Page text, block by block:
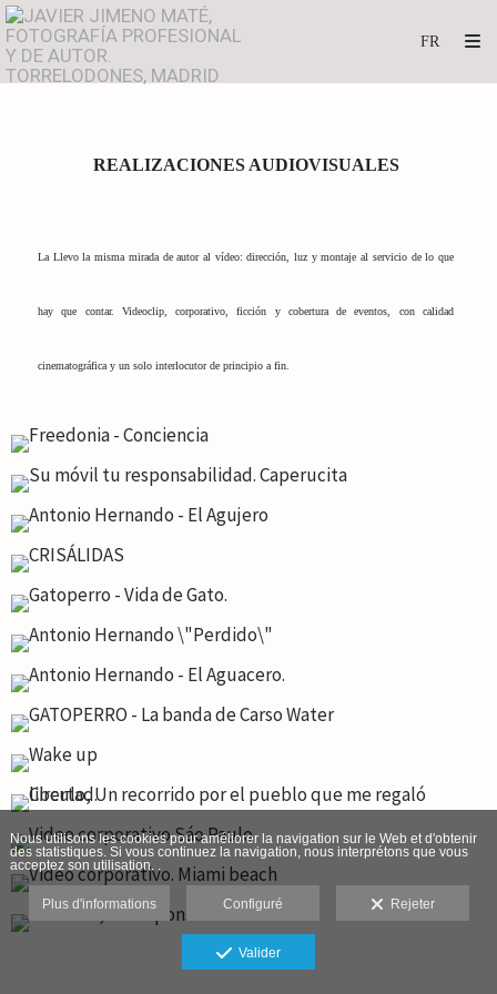
REALIZACIONES AUDIOVISUALES
La Llevo la misma mirada de autor al vídeo: dirección, luz y montaje al servicio de lo que
hay que contar. Videoclip, corporativo, ficción y cobertura de eventos, con calidad
cinematográfica y un solo interlocutor de principio a fin.
Nous utilisons les cookies pour améliorer la navigation sur le Web et d'obtenir
des statistiques. Si vous continuez la navigation, nous interprétons que vous
acceptez son utilisation. .
Plus d'informations Configuré Rejeter
Valider